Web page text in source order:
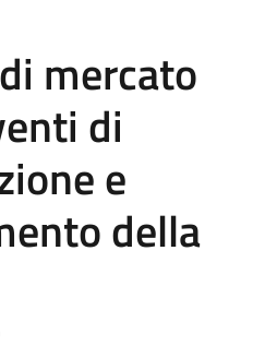
mercato
di
e
della